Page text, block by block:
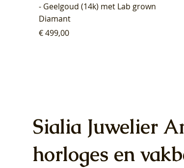
- Geelgoud (14k) met Lab grown
Diamant
Prijs
€ 499,00
Sialia Juwelier
horloges en